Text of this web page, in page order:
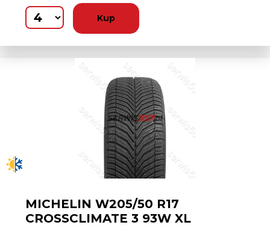
Kup
MICHELIN W205/50 R17
CROSSCLIMATE 3 93W XL